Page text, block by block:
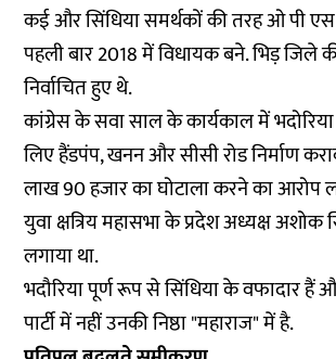
कई और सिंधिया समर्थकों की तरह ओ पी एस
पहली बार 2018 में विधायक बने. भिड़ जिले
निर्वाचित हुए थे.
कांग्रेस के सवा साल के कार्यकाल में भदोरिया
लिए हैंडपंप, खनन और सीसी रोड निर्माण
लाख 90 हजार का घोटाला करने का आरोप
युवा क्षत्रिय महासभा के प्रदेश अध्यक्ष अशोक
लगाया था.
भदौरिया पूर्ण रूप से सिंधिया के वफादार हैं
पार्टी में नहीं उनकी निष्ठा "महाराज" में है.